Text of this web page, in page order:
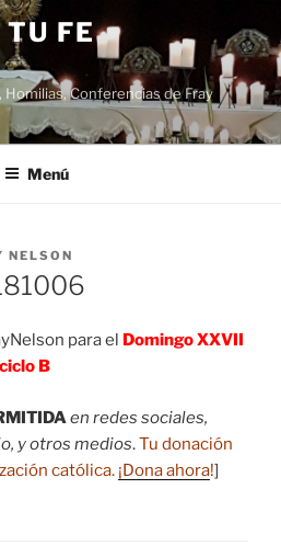
FE
Conferencias de Fray
Menú
NELSON
para el Domingo XXVII
B
en redes sociales,
y otros medios.Tu donación
católica. ¡Dona ahora!]